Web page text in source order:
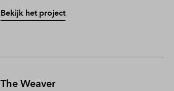
Bekijk het project
The Weaver